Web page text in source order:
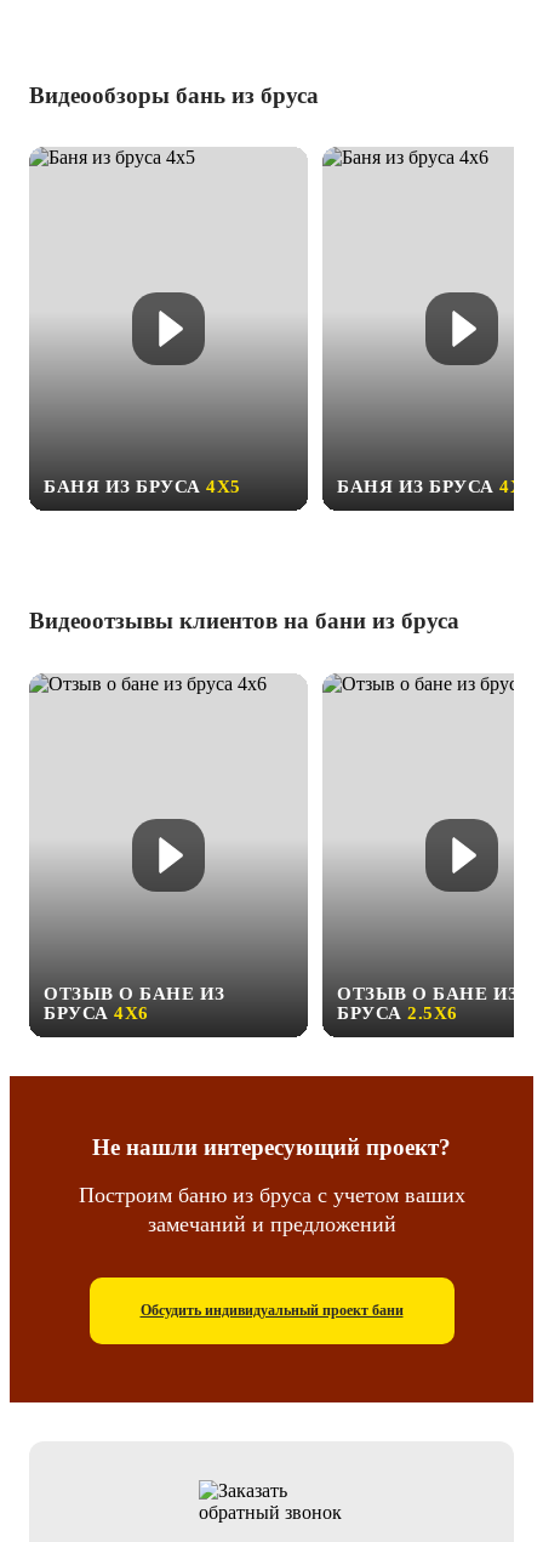
Видеообзоры бань из бруса
БАНЯ ИЗ БРУСА 4Х5 БАНЯ ИЗ БРУСА 4Х6
Видеоотзывы клиентов на бани из бруса
ОТЗЫВ О БАНЕ ИЗ
БРУСА 4Х6
ОТЗЫВ О БАНЕ ИЗ
БРУСА 2.5Х6
Не нашли интересующий проект?
Построим баню из бруса с учетом ваших
замечаний и предложений
Обсудить индивидуальный проект бани